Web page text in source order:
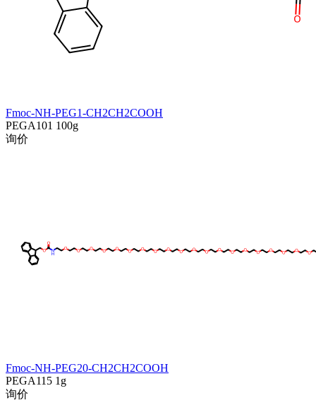
Fmoc-NH-PEG1-CH2CH2COOH
PEGA101 100g
询价
Fmoc-NH-PEG20-CH2CH2COOH
PEGA115 1g
询价